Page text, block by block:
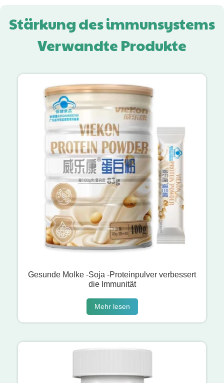
Stärkung des immunsystems
Verwandte Produkte
Gesunde Molke -Soja -Proteinpulver verbessert
die Immunität
Mehr lesen